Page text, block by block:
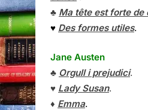
♣ Ma tête est forte de
♥ Des formes utiles.
Jane Austen
♣ Orgull i prejudici.
♥ Lady Susan.
♦ Emma.